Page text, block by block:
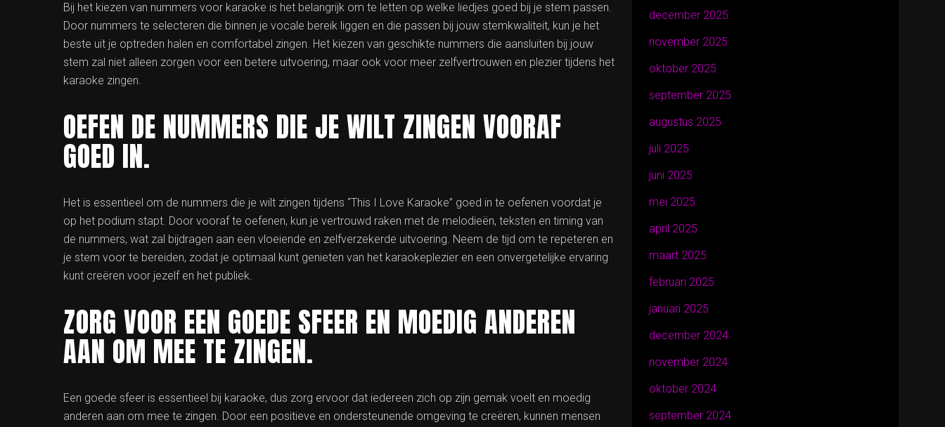
Bij het kiezen van nummers voor karaoke is het belangrijk om te letten op welke liedjes goed bij je stem passen.
Door nummers te selecteren die binnen je vocale bereik liggen en die passen bij jouw stemkwaliteit, kun je het
beste uit je optreden halen en comfortabel zingen. Het kiezen van geschikte nummers die aansluiten bij jouw
stem zal niet alleen zorgen voor een betere uitvoering, maar ook voor meer zelfvertrouwen en plezier tijdens het
karaoke zingen.
OEFEN DE NUMMERS DIE JE WILT ZINGEN VOORAF
GOED IN.
Het is essentieel om de nummers die je wilt zingen tijdens “This I Love Karaoke” goed in te oefenen voordat je
op het podium stapt. Door vooraf te oefenen, kun je vertrouwd raken met de melodieën, teksten en timing van
de nummers, wat zal bijdragen aan een vloeiende en zelfverzekerde uitvoering. Neem de tijd om te repeteren en
je stem voor te bereiden, zodat je optimaal kunt genieten van het karaokeplezier en een onvergetelijke ervaring
kunt creëren voor jezelf en het publiek.
ZORG VOOR EEN GOEDE SFEER EN MOEDIG ANDEREN
AAN OM MEE TE ZINGEN.
Een goede sfeer is essentieel bij karaoke, dus zorg ervoor dat iedereen zich op zijn gemak voelt en moedig
anderen aan om mee te zingen. Door een positieve en ondersteunende omgeving te creëren, kunnen mensen
december 2025
november 2025
oktober 2025
september 2025
augustus 2025
juli 2025
juni 2025
mei 2025
april 2025
maart 2025
februari 2025
januari 2025
december 2024
november 2024
oktober 2024
september 2024